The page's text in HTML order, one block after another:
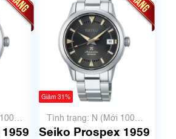
Giảm 31%
Tình trạng: N (Mới 100%
chưa qua sử dụng)
Seiko Prospex 1959